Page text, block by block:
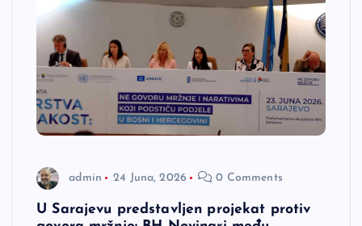
admin 24 Juna, 2026 0 Comments
U Sarajevu predstavljen projekat protiv